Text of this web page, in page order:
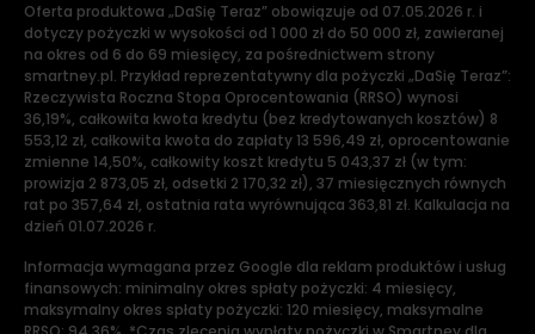
Oferta produktowa „DaSię Teraz” obowiązuje od 07.05.2026 r. i
dotyczy pożyczki w wysokości od 1 000 zł do 50 000 zł, zawieranej
na okres od 6 do 69 miesięcy, za pośrednictwem strony
smartney.pl. Przykład reprezentatywny dla pożyczki „DaSię Teraz”:
Rzeczywista Roczna Stopa Oprocentowania (RRSO) wynosi
36,19%, całkowita kwota kredytu (bez kredytowanych kosztów) 8
553,12 zł, całkowita kwota do zapłaty 13 596,49 zł, oprocentowanie
zmienne 14,50%, całkowity koszt kredytu 5 043,37 zł (w tym:
prowizja 2 873,05 zł, odsetki 2 170,32 zł), 37 miesięcznych równych
rat po 357,64 zł, ostatnia rata wyrównująca 363,81 zł. Kalkulacja na
dzień 01.07.2026 r.
Informacja wymagana przez Google dla reklam produktów i usług
finansowych: minimalny okres spłaty pożyczki: 4 miesięcy,
maksymalny okres spłaty pożyczki: 120 miesięcy, maksymalne